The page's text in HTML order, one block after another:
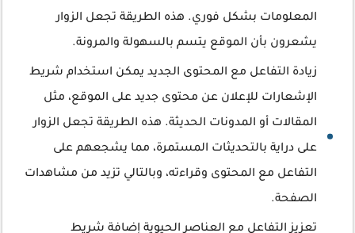
المعلومات بشكل فوري. هذه الطريقة تجعل الزوار
يشعرون بأن الموقع يتسم بالسهولة والمرونة.
زيادة التفاعل مع المحتوى الجديد يمكن استخدام شريط
الإشعارات للإعلان عن محتوى جديد على الموقع، مثل
المقالات أو المدونات الحديثة. هذه الطريقة تجعل الزوار
على دراية بالتحديثات المستمرة، مما يشجعهم على
التفاعل مع المحتوى وقراءته، وبالتالي تزيد من مشاهدات
الصفحة.
تعزيز التفاعل مع العناصر الحيوية إضافة شريط